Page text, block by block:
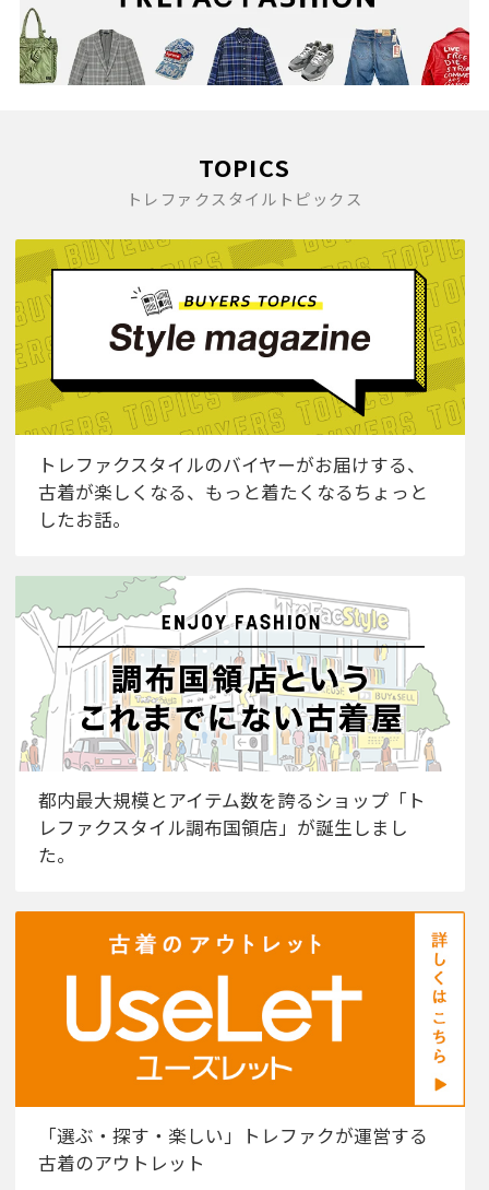
TOPICS
トレファクスタイルトピックス
トレファクスタイルのバイヤーがお届けする、
古着が楽しくなる、もっと着たくなるちょっと
したお話。
都内最大規模とアイテム数を誇るショップ「ト
レファクスタイル調布国領店」が誕生しまし
た。
「選ぶ・探す・楽しい」トレファクが運営する
古着のアウトレット